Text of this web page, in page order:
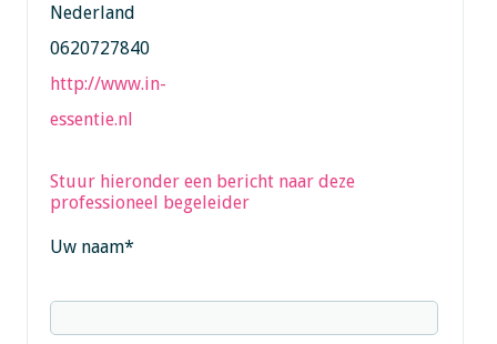
Nederland
0620727840
http://www.in-
essentie.nl
Stuur hieronder een bericht naar deze
professioneel begeleider
Uw naam*